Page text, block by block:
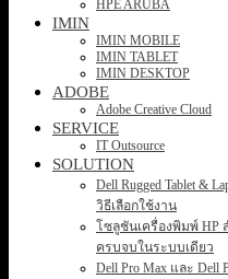
HPE ARUBA
IMIN
IMIN MOBILE
IMIN TABLET
IMIN DESKTOP
ADOBE
Adobe Creative Cloud
SERVICE
IT Outsource
SOLUTION
Dell Rugged Tablet &
วิธีเลือกใช้งาน
โซลูชันเครื่องพิมพ์ HP
ครบจบในระบบเดียว
Dell Pro Max และ Dell